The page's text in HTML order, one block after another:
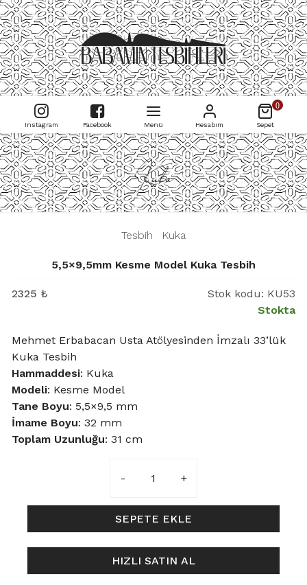
Instagram Facebook Menü Hesabım
0
Sepet
Kuka
Tesbih Kuka|
5,5×9,5mm Kesme Model Kuka Tesbih
2325 ₺ Stok kodu: KU53
Stokta
Mehmet Erbabacan Usta Atölyesinden İmzalı 33’lük
Kuka Tesbih
Hammaddesi: Kuka
Modeli: Kesme Model
Tane Boyu: 5,5×9,5 mm
İmame Boyu: 32 mm
Toplam Uzunluğu: 31 cm
Kesme
Kuka
Tesbih
adet
SEPETE EKLE
HIZLI SATIN AL